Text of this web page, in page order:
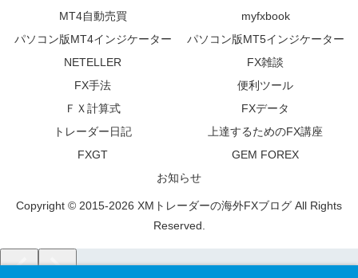
MT4自動売買
myfxbook
パソコン版MT4インジケーター
パソコン版MT5インジケーター
NETELLER
FX雑談
FX手法
便利ツール
ＦＸ計算式
FXデータ
トレーダー日記
上達するためのFX講座
FXGT
GEM FOREX
お知らせ
Copyright © 2015-2026 XMトレーダーの海外FXブログ All Rights
Reserved.